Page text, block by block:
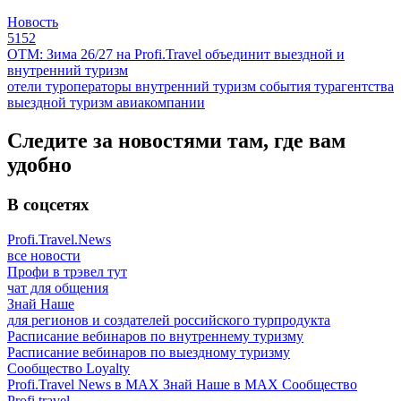
Новость
5152
ОТМ: Зима 26/27 на Profi.Travel объединит выездной и
внутренний туризм
отели туроператоры внутренний туризм события турагентства
выездной туризм авиакомпании
Следите за новостями там, где вам
удобно
В соцсетях
Profi.Travel.News
все новости
Профи в трэвел тут
чат для общения
Знай Наше
для регионов и создателей российского турпродукта
Расписание вебинаров по внутреннему туризму
Расписание вебинаров по выездному туризму
Сообщество Loyalty
Profi.Travel News в MAX Знай Наше в MAX Сообщество